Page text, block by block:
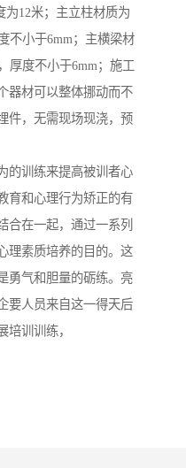
为12米；主立柱材质为
不小于6mm；主横梁材
厚度不小于6mm；施工
器材可以整体挪动而不
件，无需现场现浇，预
的训练来提高被训者心
育和心理行为矫正的有
合在一起，通过一系列
理素质培养的目的。这
勇气和胆量的砺练。亮
要人员来自这一得天后
培训训练，